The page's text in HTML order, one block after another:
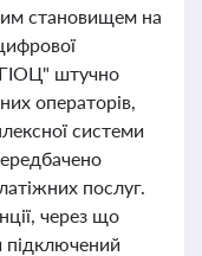
становищем на
штучно
операторів,
системи
послуг.
через що
підключений